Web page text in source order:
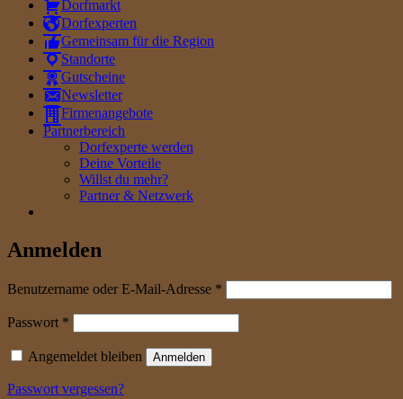
Dorfmarkt
Dorfexperten
Gemeinsam für die Region
Standorte
Gutscheine
Newsletter
Firmenangebote
Partnerbereich
Dorfexperte werden
Deine Vorteile
Willst du mehr?
Partner & Netzwerk
Anmelden
Benutzername oder E-Mail-Adresse *
Passwort *
Angemeldet bleiben Anmelden
Passwort vergessen?